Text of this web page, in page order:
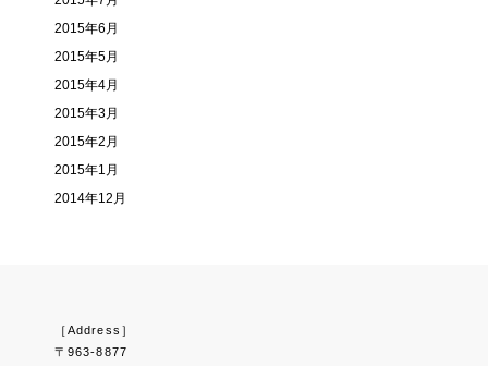
2015年6月
2015年5月
2015年4月
2015年3月
2015年2月
2015年1月
2014年12月
［Address］
〒963-8877